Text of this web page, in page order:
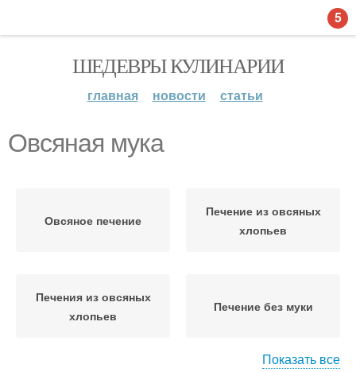
ШЕДЕВРЫ КУЛИНАРИИ
главная новости статьи
Овсяная мука
Овсяное печение
Печение из овсяных
хлопьев
Печения из овсяных
хлопьев
Печение без муки
Показать все
5